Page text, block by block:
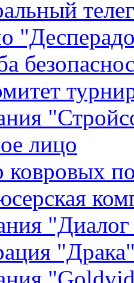
лицо
ковровых